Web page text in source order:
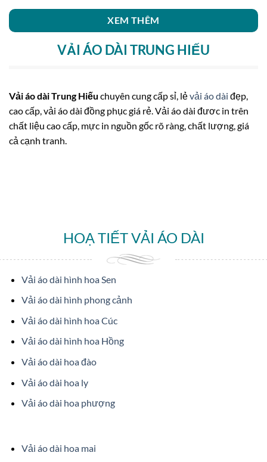
XEM THÊM
VẢI ÁO DÀI TRUNG HIẾU
Vải áo dài Trung Hiếu chuyên cung cấp sỉ, lẻvải áo dài đẹp,
cao cấp, vải áo dài đồng phục giá rẻ. Vải áo dài đươc in trên
chất liệu cao cấp, mực in nguồn gốc rõ ràng, chất lượng, giá
cả cạnh tranh.
HOẠ TIẾT VẢI ÁO DÀI
Vải áo dài hình hoa Sen
Vải áo dài hình phong cảnh
Vải áo dài hình hoa Cúc
Vải áo dài hình hoa Hồng
Vải áo dài hoa đào
Vải áo dài hoa ly
Vải áo dài hoa phượng
Vải áo dài hoa mai